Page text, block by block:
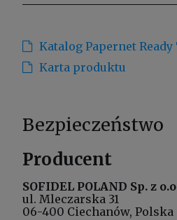
Katalog Papernet Ready
Karta produktu
Bezpieczeństwo
Producent
SOFIDEL POLAND Sp. z
ul. Mleczarska 31
06-400 Ciechanów, Polska